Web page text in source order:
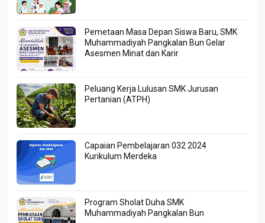
Pemetaan Masa Depan Siswa Baru, SMK
Muhammadiyah Pangkalan Bun Gelar
Asesmen Minat dan Karir
Peluang Kerja Lulusan SMK Jurusan
Pertanian (ATPH)
Capaian Pembelajaran 032 2024
Kurikulum Merdeka
Program Sholat Duha SMK
Muhammadiyah Pangkalan Bun